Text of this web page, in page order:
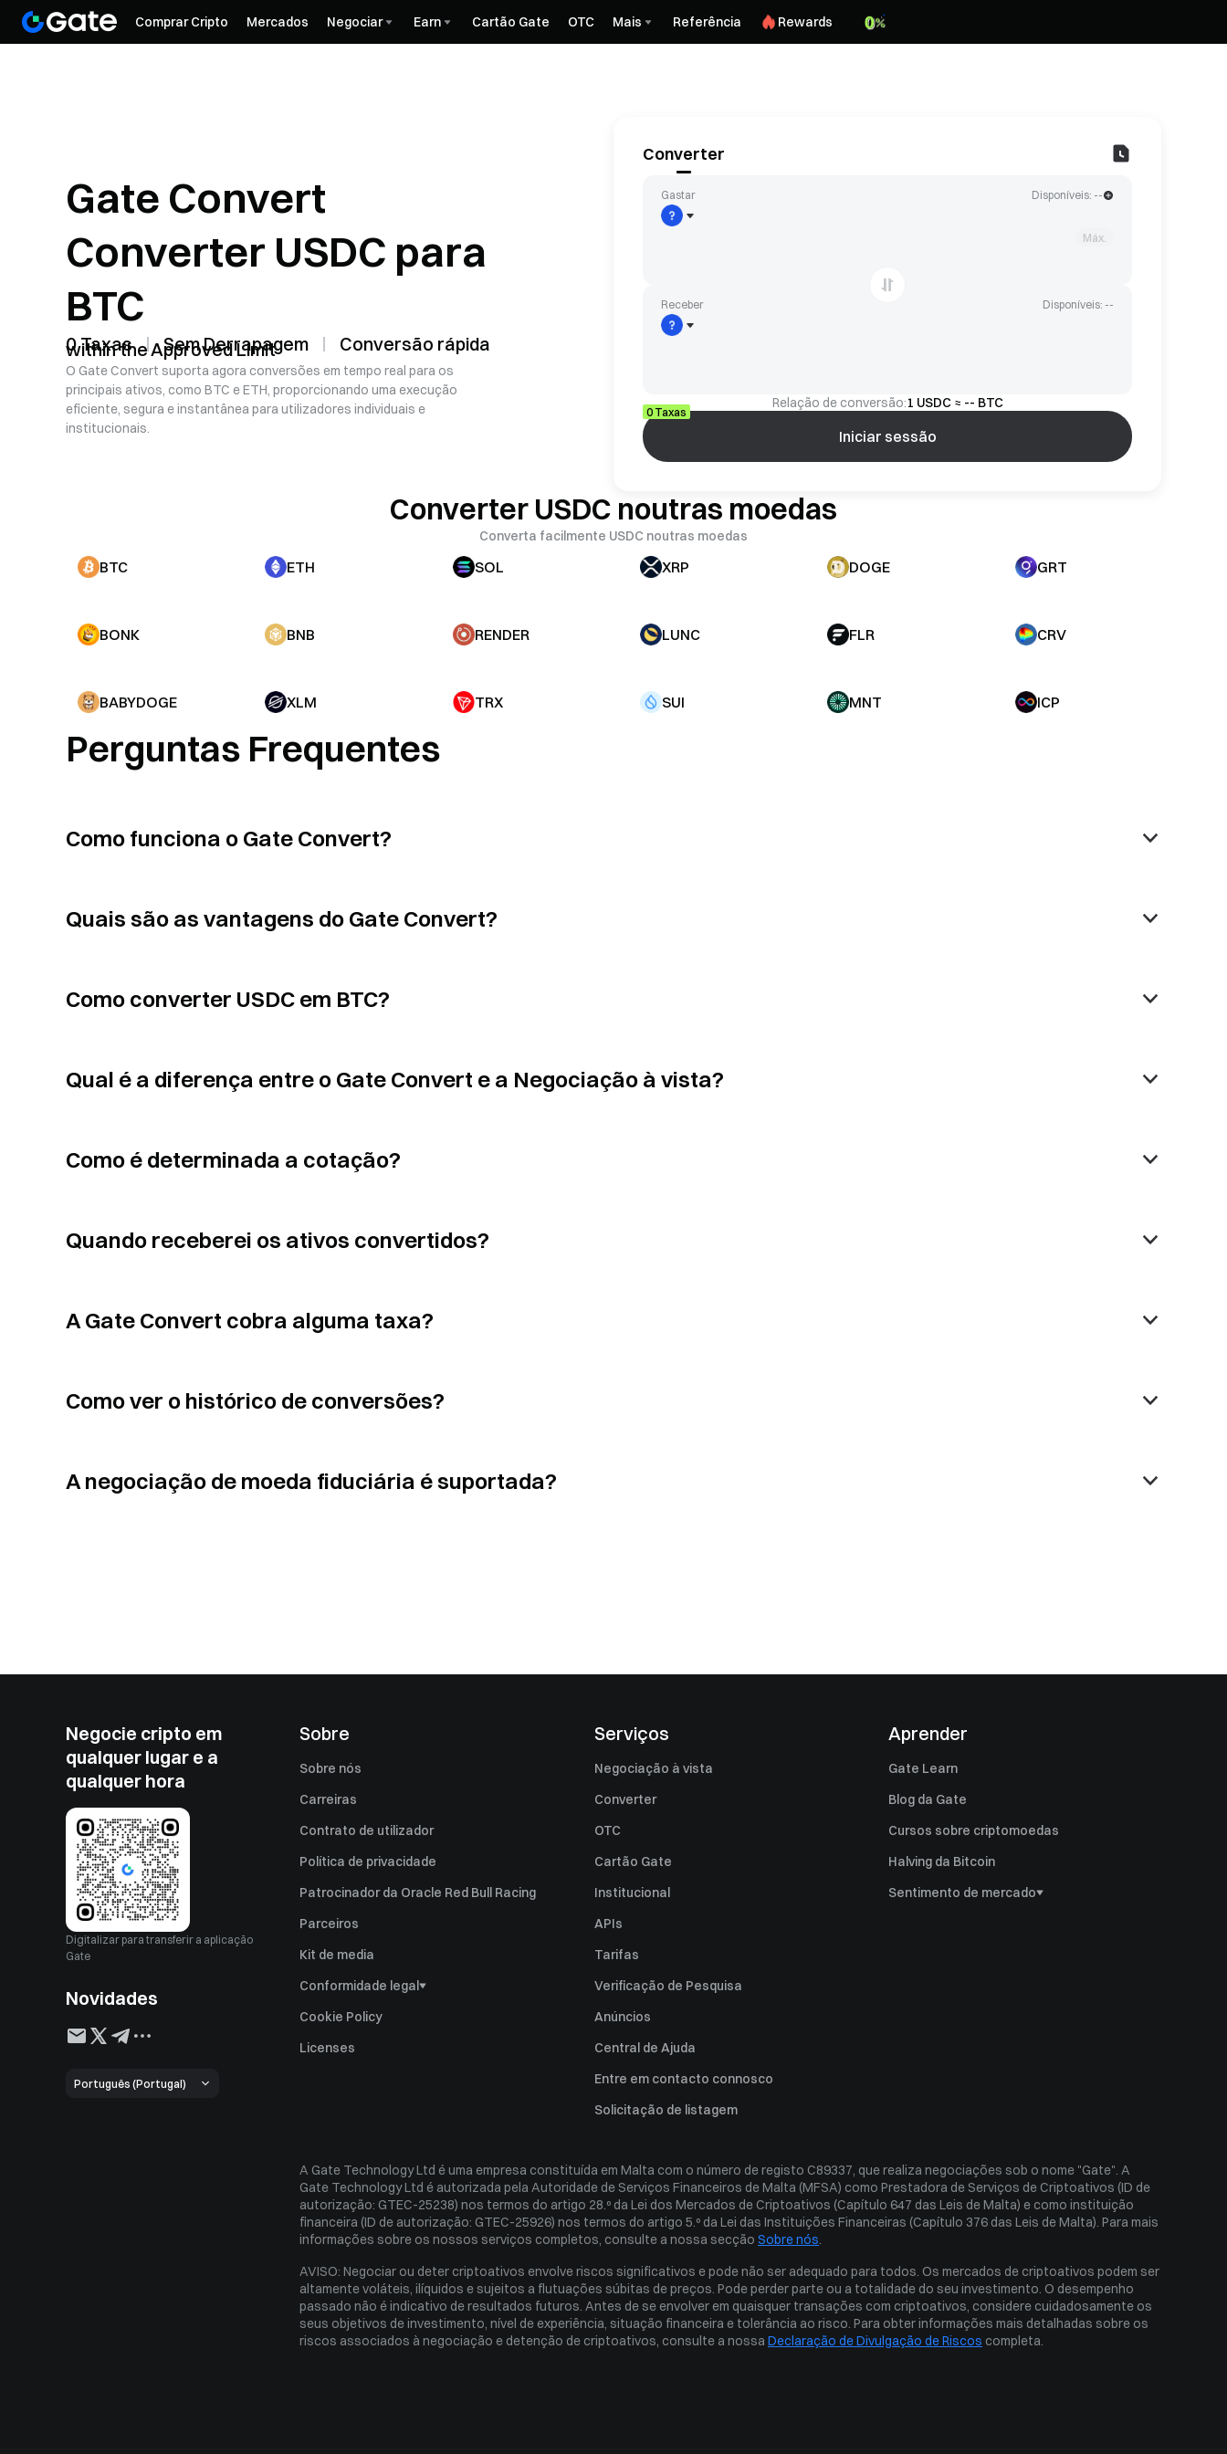
Comprar Cripto Mercados Negociar Earn Cartão Gate OTC Mais Referência Rewards
Gate Convert
Converter USDC para
BTC
0 Taxas Sem Derrapagem Conversão rápida
within the Approved Limit
O Gate Convert suporta agora conversões em tempo real para os
principais ativos, como BTC e ETH, proporcionando uma execução
eficiente, segura e instantânea para utilizadores individuais e
institucionais.
Converter
Gastar Disponíveis: --
Máx.
Receber Disponíveis: --
Relação de conversão:1 USDC ≈ -- BTC
0 Taxas
Iniciar sessão
Converter USDC noutras moedas
Converta facilmente USDC noutras moedas
BTC ETH SOL XRP DOGE GRT
BONK BNB RENDER LUNC FLR CRV
BABYDOGE XLM TRX SUI MNT ICP
Perguntas Frequentes
Como funciona o Gate Convert?
Quais são as vantagens do Gate Convert?
Como converter USDC em BTC?
Qual é a diferença entre o Gate Convert e a Negociação à vista?
Como é determinada a cotação?
Quando receberei os ativos convertidos?
A Gate Convert cobra alguma taxa?
Como ver o histórico de conversões?
A negociação de moeda fiduciária é suportada?
Negocie cripto em
qualquer lugar e a
qualquer hora
Digitalizar para transferir a aplicação
Gate
Novidades
Português (Portugal)
Sobre
Sobre nós
Carreiras
Contrato de utilizador
Política de privacidade
Patrocinador da Oracle Red Bull Racing
Parceiros
Kit de media
Conformidade legal
Declaração de Divulgação de Risco
Tratamento das Queixas
Conflict of Interest Policy
Order Execution Policy
Cookie Policy
Licenses
Serviços
Negociação à vista
Converter
OTC
Cartão Gate
Institucional
APIs
Tarifas
Verificação de Pesquisa
Anúncios
Central de Ajuda
Entre em contacto connosco
Solicitação de listagem
Aprender
Gate Learn
Blog da Gate
Cursos sobre criptomoedas
Halving da Bitcoin
Sentimento de mercado
A Gate Technology Ltd é uma empresa constituída em Malta com o número de registo C89337, que realiza negociações sob o nome "Gate". A
Gate Technology Ltd é autorizada pela Autoridade de Serviços Financeiros de Malta (MFSA) como Prestadora de Serviços de Criptoativos (ID de
autorização: GTEC-25238) nos termos do artigo 28.º da Lei dos Mercados de Criptoativos (Capítulo 647 das Leis de Malta) e como instituição
financeira (ID de autorização: GTEC-25926) nos termos do artigo 5.º da Lei das Instituições Financeiras (Capítulo 376 das Leis de Malta). Para mais
informações sobre os nossos serviços completos, consulte a nossa secção Sobre nós.
AVISO: Negociar ou deter criptoativos envolve riscos significativos e pode não ser adequado para todos. Os mercados de criptoativos podem ser
altamente voláteis, ilíquidos e sujeitos a flutuações súbitas de preços. Pode perder parte ou a totalidade do seu investimento. O desempenho
passado não é indicativo de resultados futuros. Antes de se envolver em quaisquer transações com criptoativos, considere cuidadosamente os
seus objetivos de investimento, nível de experiência, situação financeira e tolerância ao risco. Para obter informações mais detalhadas sobre os
riscos associados à negociação e detenção de criptoativos, consulte a nossa Declaração de Divulgação de Riscos completa.